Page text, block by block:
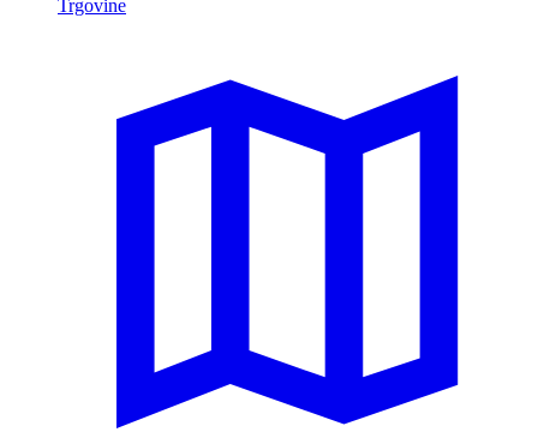
Trgovine